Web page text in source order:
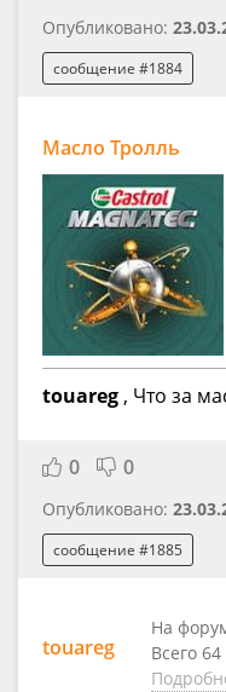
Опубликовано:
сообщение #1884
Масло Тролль
touareg , Что за
0 0
Опубликовано:
сообщение #1885
touareg
На
Всего